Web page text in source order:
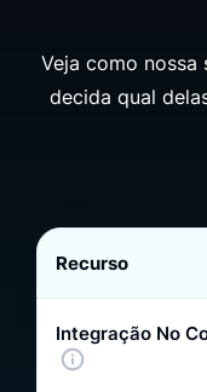
Veja como
decida qual
Recurso
Integração No